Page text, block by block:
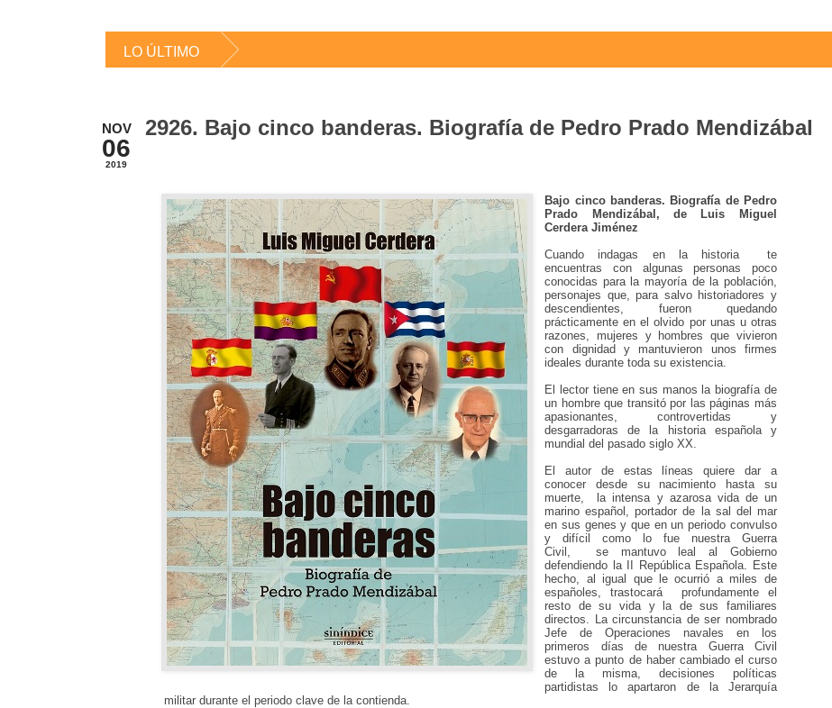
LO ÚLTIMO
NOV
06
2019
2926. Bajo cinco banderas. Biografía de Pedro Prado Mendizábal
Bajo cinco banderas. Biografía de Pedro
Prado Mendizábal, deLuis Miguel
Cerdera Jiménez
Cuando indagas en la historia
te
encuentras con algunas personas poco
conocidas para la mayoría de la población,
personajes que, para salvo historiadores y
descendientes, fueron quedando
prácticamente en el olvido por unas u otras
razones, mujeres y hombres que vivieron
con dignidad y mantuvieron unos firmes
ideales durante toda su existencia.
El lector tiene en sus manos la biografía de
un hombre que transitó por las páginas más
apasionantes, controvertidas y
desgarradoras de la historia española y
mundial del pasado siglo XX.
El autor de estas líneas quiere dar a
conocer desde su nacimiento hasta su
muerte,
la intensa y azarosa vida de un
marino español,portador de la sal del mar
en sus genesy que en un periodo convulso
y difícil como lo fue nuestra Guerra
Civil,
se mantuvo leal al Gobierno
defendiendo la II República Española. Este
hecho, al igual que le ocurrió a miles de
españoles,trastocará
profundamente el
resto de su vida y la de sus familiares
directos. La circunstancia de ser nombrado
Jefe de Operaciones navales en los
primeros días de nuestra Guerra Civil
estuvoapunto de haber cambiado el curso
de la misma, decisiones políticas
partidistas lo apartaron de la Jerarquía
militar durante el periodo clave de la contienda.